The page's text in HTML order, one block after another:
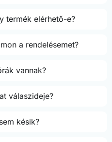
termék elérhető-e?
a rendelésemet?
vannak?
válaszideje?
késik?